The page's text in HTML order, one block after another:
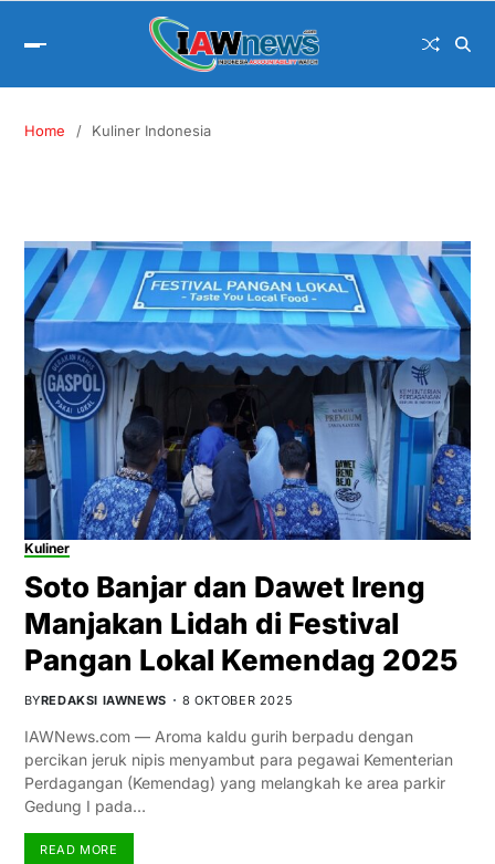
Home Kuliner Indonesia
Kuliner
Soto Banjar dan Dawet Ireng
Manjakan Lidah di Festival
Pangan Lokal Kemendag 2025
BYREDAKSI IAWNEWS 8 OKTOBER 2025
IAWNews.com — Aroma kaldu gurih berpadu dengan
percikan jeruk nipis menyambut para pegawai Kementerian
Perdagangan (Kemendag) yang melangkah ke area parkir
Gedung I pada…
READ MORE